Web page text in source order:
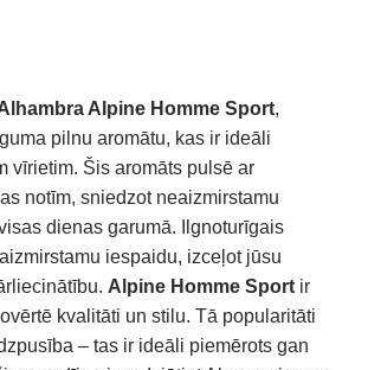
Alpine Homme Sport,
pilnu aromātu, kas ir ideāli
vīrietim. Šis aromāts pulsē ar
notīm, sniedzot neaizmirstamu
dienas garumā. Ilgnoturīgais
iespaidu, izceļot jūsu
Alpine Homme Sport ir
kvalitāti un stilu. Tā popularitāti
– tas ir ideāli piemērots gan